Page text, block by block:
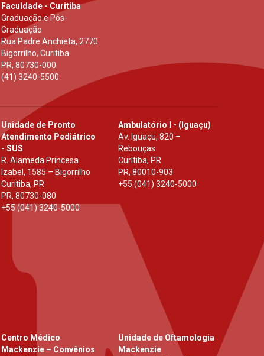
Faculdade - Curitiba
Graduação e Pós-
Graduação
Rua Padre Anchieta, 2770
Bigorrilho, Curitiba
PR, 80730-000
(41) 3240-5500
Unidade de Pronto
Atendimento Pediátrico
- SUS
R. Alameda Princesa
Izabel, 1585 – Bigorrilho
Curitiba, PR
PR, 80730-080
+55 (041) 3240-5000
Ambulatório I - (Iguaçu)
Av. Iguaçu, 820 –
Rebouças
Curitiba, PR
PR, 80010-903
+55 (041) 3240-5000
Centro Médico
Mackenzie – Convênios
Unidade de Oftamologia
Mackenzie